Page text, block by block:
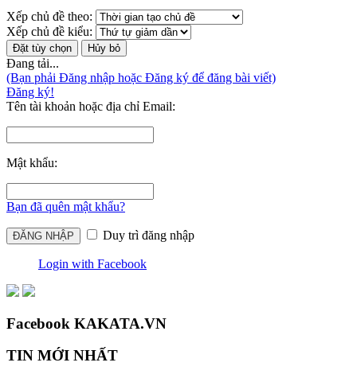
Xếp chủ đề theo:
Xếp chủ đề kiểu:
Đang tải...
(Bạn phải Đăng nhập hoặc Đăng ký để đăng bài viết)
Đăng ký!
Tên tài khoản hoặc địa chỉ Email:
Mật khẩu:
Bạn đã quên mật khẩu?
Duy trì đăng nhập
Login with Facebook
Facebook KAKATA.VN
TIN MỚI NHẤT